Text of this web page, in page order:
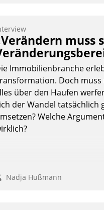
Eine intuitive
dem externen
von Mietenden
zu bearbeiten.
Nadja Hußmann
muss
Immobilienbranche
Doch muss
über den Haufen
der Wandel tatsächlich
Welche
Nadja Hußmann